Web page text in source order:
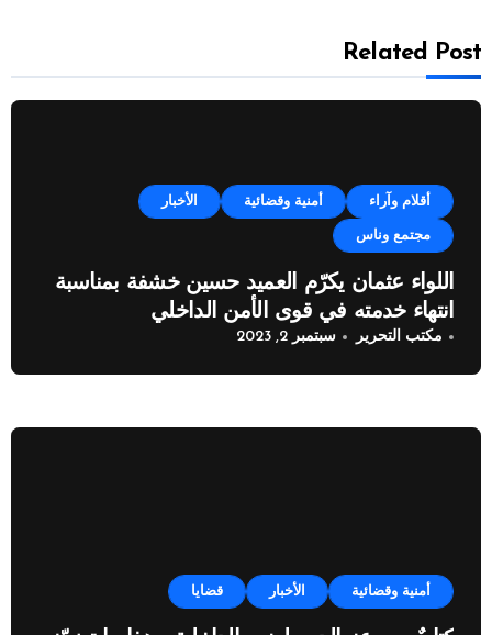
Related Post
أقلام وآراء أمنية وقضائية الأخبار
مجتمع وناس
اللواء عثمان يكرّم العميد حسين خشفة بمناسبة
انتهاء خدمته في قوى الأمن الداخلي
مكتب التحرير سبتمبر 2, 2023
أمنية وقضائية الأخبار قضايا